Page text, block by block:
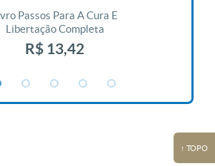
Passos Para A Cura E
Libertação Completa
R$ 13,42
↑ TOPO